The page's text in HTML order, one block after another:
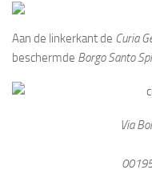
Aan de linkerkant de Curia
beschermde Borgo Santo
Via